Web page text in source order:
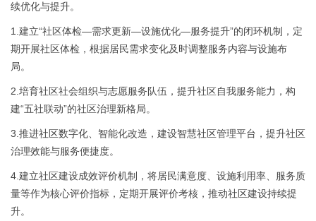
续优化与提升。
1. 建立“社区体检—需求更新—设施优化—服务提升”的闭环机制，定
期开展社区体检，根据居民需求变化及时调整服务内容与设施布
局。
2. 培育社区社会组织与志愿服务队伍，提升社区自我服务能力，构
建“五社联动”的社区治理新格局。
3.推进社区数字化、智能化改造，建设智慧社区管理平台，提升社区
治理效能与服务便捷度。
4.建立社区建设成效评价机制，将居民满意度、设施利用率、服务质
量等作为核心评价指标，定期开展评价考核，推动社区建设持续提
升。